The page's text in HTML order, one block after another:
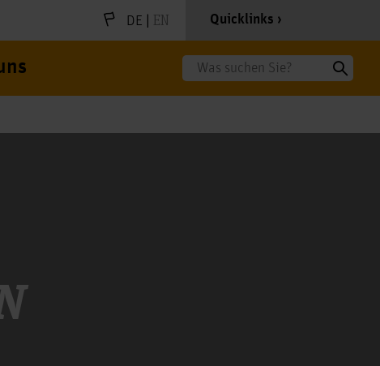
DE | EN Quicklinks
Suche